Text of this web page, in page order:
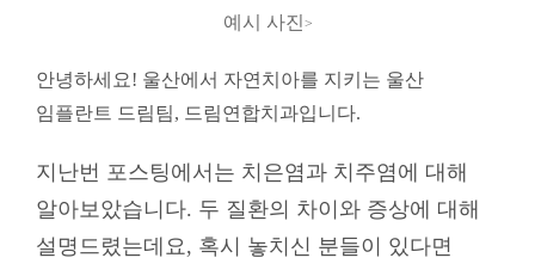
예시 사진 >
안녕하세요! 울산에서 자연치아를 지키는 울산
임플란트 드림팀, 드림연합치과입니다.
지난번 포스팅에서는 치은염과 치주염에 대해
알아보았습니다. 두 질환의 차이와 증상에 대해
설명드렸는데요, 혹시 놓치신 분들이 있다면